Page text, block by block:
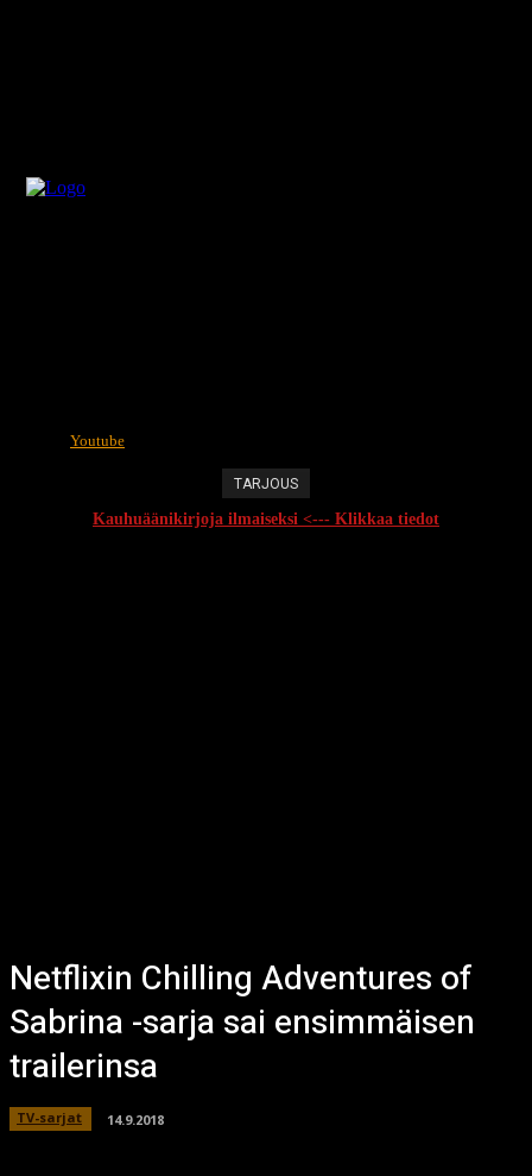
Youtube
TARJOUS
Kauhuäänikirjoja ilmaiseksi <--- Klikkaa tiedot
Netflixin Chilling Adventures of
Sabrina -sarja sai ensimmäisen
trailerinsa
TV-sarjat 14.9.2018